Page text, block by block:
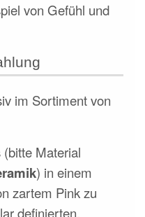
von Gefühl und
im Sortiment von
Material
) in einem
zartem Pink zu
definierten,